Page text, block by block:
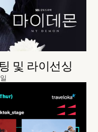
및 라이선싱